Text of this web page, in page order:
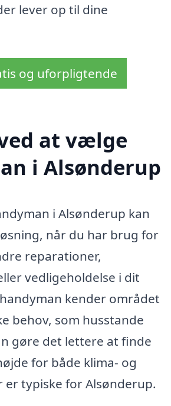
lever op til dine
og uforpligtende
at vælge
i Alsønderup
i Alsønderup kan
når du har brug for
reparationer,
vedligeholdelse i dit
kender området
behov, som husstande
gøre det lettere at finde
for både klima- og
er typiske for Alsønderup.